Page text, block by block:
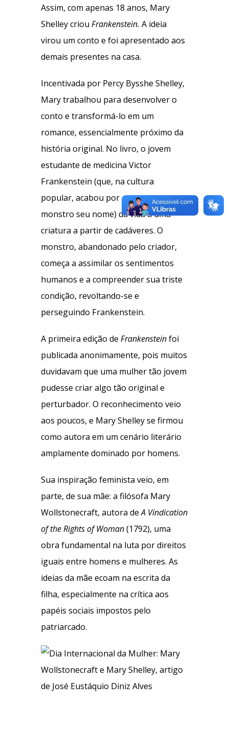
Assim, com apenas 18 anos, Mary
Shelley criou Frankenstein. A ideia
virou um conto e foi apresentado aos
demais presentes na casa.
Incentivada por Percy Bysshe Shelley,
Mary trabalhou para desenvolver o
conto e transformá-lo em um
romance, essencialmente próximo da
história original. No livro, o jovem
estudante de medicina Victor
Frankenstein (que, na cultura
popular, acabou por emprestar ao
monstro seu nome) dá vida a uma
criatura a partir de cadáveres. O
monstro, abandonado pelo criador,
começa a assimilar os sentimentos
humanos e a compreender sua triste
condição, revoltando-se e
perseguindo Frankenstein.
A primeira edição de Frankensteinfoi
publicada anonimamente, pois muitos
duvidavam que uma mulher tão jovem
pudesse criar algo tão original e
perturbador. O reconhecimento veio
aos poucos, e Mary Shelley se firmou
como autora em um cenário literário
amplamente dominado por homens.
Sua inspiração feminista veio, em
parte, de sua mãe: a filósofa Mary
Wollstonecraft, autora deA Vindication
of the Rights of Woman(1792), uma
obra fundamental na luta por direitos
iguais entre homens e mulheres. As
ideias da mãe ecoam na escrita da
filha, especialmente na crítica aos
papéis sociais impostos pelo
patriarcado.